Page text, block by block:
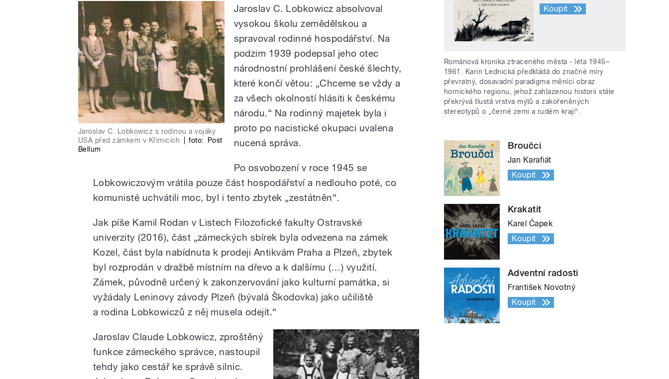
Jaroslav C. Lobkowicz s rodinou a vojáky
USA před zámkem v Křimicích
foto:
Post
Bellum
Jaroslav C. Lobkowicz absolvoval
vysokou školu zemědělskou a
spravoval rodinné hospodářství. Na
podzim 1939 podepsal jeho otec
národnostní prohlášení české šlechty,
které končí větou: „Chceme se vždy a
za všech okolností hlásiti k českému
národu.“ Na rodinný majetek byla i
proto po nacistické okupaci uvalena
nucená správa.
Po osvobození v roce 1945 se
Lobkowiczovým vrátila pouze část hospodářství a nedlouho poté, co
komunisté uchvátili moc, byl i tento zbytek „zestátněn“.
Jak píše Kamil Rodan v Listech Filozofické fakulty Ostravské
univerzity (2016), část „zámeckých sbírek byla odvezena na zámek
Kozel, část byla nabídnuta k prodeji Antikvám Praha a Plzeň, zbytek
byl rozprodán v dražbě místním na dřevo a k dalšímu (…) využití.
Zámek, původně určený k zakonzervování jako kulturní památka, si
vyžádaly Leninovy závody Plzeň (bývalá Škodovka) jako učiliště
a rodina Lobkowiczů z něj musela odejít.“
Jaroslav Claude Lobkowicz, zproštěný
funkce zámeckého správce, nastoupil
tehdy jako cestář ke správě silnic.
Koupit
Románová kronika ztraceného města - léta 1945–
1961. Karin Lednická předkládá do značné míry
převratný, dosavadní paradigma měnící obraz
hornického regionu, jehož zahlazenou historii stále
překrývá tlustá vrstva mýtů a zakořeněných
stereotypů o „černé zemi a rudém kraji“.
Broučci
Jan Karafiát
Koupit
Krakatit
Karel Čapek
Koupit
Adventní radosti
František Novotný
Koupit